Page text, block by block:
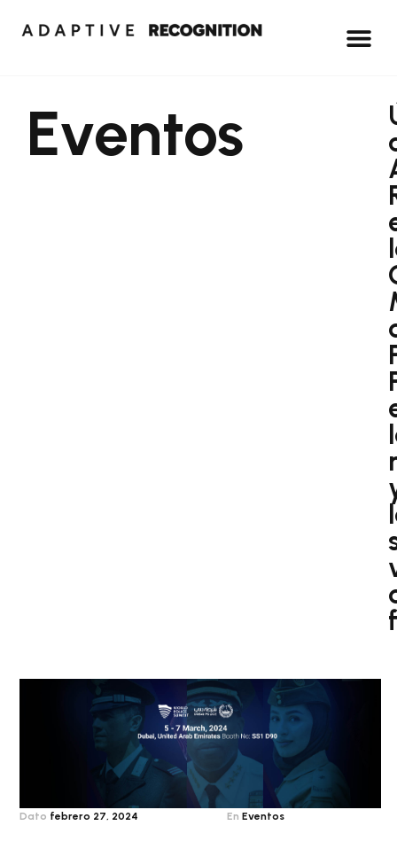
Eventos
Dato febrero 27, 2024 En Eventos